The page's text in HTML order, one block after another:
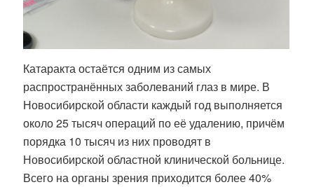
Катаракта остаётся одним из самых
распространённых заболеваний глаз в мире. В
Новосибирской области каждый год выполняется
около 25 тысяч операций по её удалению, причём
порядка 10 тысяч из них проводят в
Новосибирской областной клинической больнице.
Всего на органы зрения приходится более 40%